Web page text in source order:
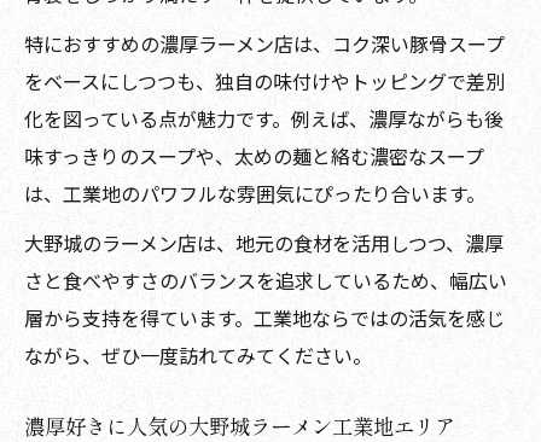
特におすすめの濃厚ラーメン店は、コク深い豚骨スープ
をベースにしつつも、独自の味付けやトッピングで差別
化を図っている点が魅力です。例えば、濃厚ながらも後
味すっきりのスープや、太めの麺と絡む濃密なスープ
は、工業地のパワフルな雰囲気にぴったり合います。
大野城のラーメン店は、地元の食材を活用しつつ、濃厚
さと食べやすさのバランスを追求しているため、幅広い
層から支持を得ています。工業地ならではの活気を感じ
ながら、ぜひ一度訪れてみてください。
濃厚好きに人気の大野城ラーメン工業地エリア